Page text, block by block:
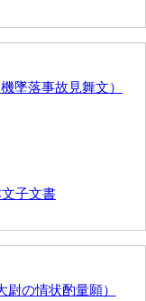
墜落事故見舞文）
子文書
の情状酌量願）